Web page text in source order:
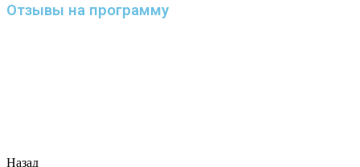
Отзывы на программу
Назад